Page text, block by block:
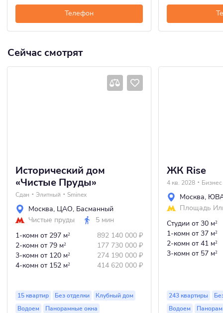
Телефон
Сейчас смотрят
Исторический дом
«Чистые Пруды»
Сдан Элитный Sminex
Москва, ЦАО, Басманный
Чистые пруды
5 мин
1-комн от 297 м2 892 140 000 ₽
2-комн от 79 м2 177 730 000 ₽
3-комн от 120 м2 274 190 000 ₽
4-комн от 152 м2 414 620 000 ₽
15 квартир Без отделки
Клубный дом
Водоем
Панорамные окна
ЖК Rise
4 кв. 2028 Бизнес
Москва,
Площадь
Студии от 30 м2
1-комн от 37 м2
2-комн от 41 м2
3-комн от 57 м2
243 квартиры
Водоем